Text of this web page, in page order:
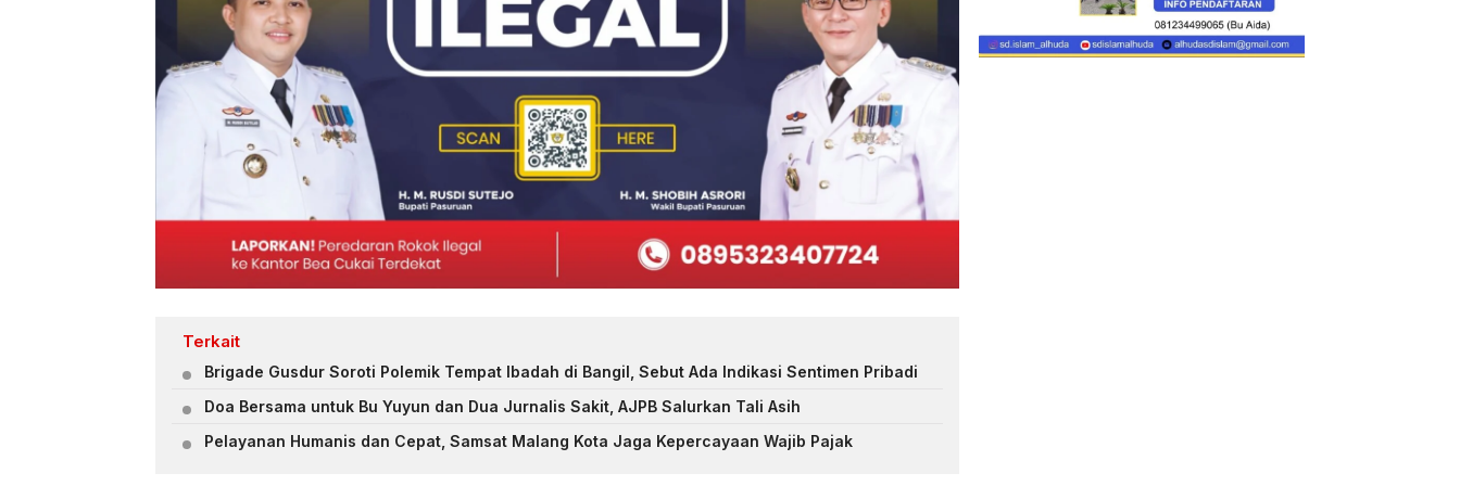
Terkait
Brigade Gusdur Soroti Polemik Tempat Ibadah di Bangil, Sebut Ada Indikasi Sentimen Pribadi
Doa Bersama untuk Bu Yuyun dan Dua Jurnalis Sakit, AJPB Salurkan Tali Asih
Pelayanan Humanis dan Cepat, Samsat Malang Kota Jaga Kepercayaan Wajib Pajak